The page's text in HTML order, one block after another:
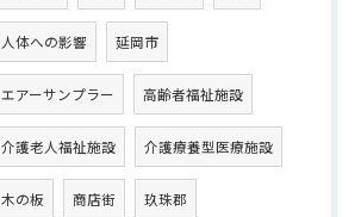
人体への影響 延岡市
エアーサンプラー 高齢者福祉施設
介護老人福祉施設 介護療養型医療施設
木の板 商店街 玖珠郡